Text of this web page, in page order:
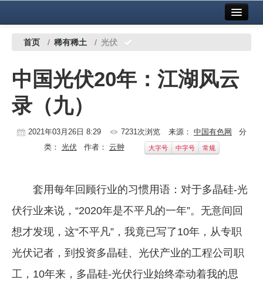
中国有色金属报社主办 广告服务
铜镍铅锌
铝
稀有稀土
镁钛
地矿 建设
党建工作
企业文化
首页 / 稀有稀土 / 光伏
中国光伏20年：江湖风云
录（九）
2021年03月26日 8:29 7231次浏览 来源： 中国有色网
分
类： 光伏 作者： 云翀 大字号 中字号 常规
套用每年回顾行业的习惯用语：对于多晶硅-光
伏行业来说，“2020年是不平凡的一年”。无意间回
想才发现，这“不平凡”，我竟已写了10年，从专职
光伏记者，到投资多晶硅、光伏产业的工程公司职
工，10年来，多晶硅-光伏行业始终牵动着我的思